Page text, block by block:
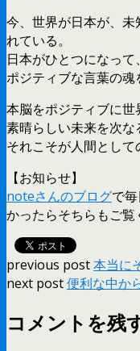
今、世界が日本が、
れている。
日本がひとつになっ
ポジティブな言葉の魂
本脳をポジティブに世
素晴らしい未来を次な
それこそが人間として
【お知らせ】
noteさんのブログで
かったらそちらもご覧
previous post本当に
next post便利な中か
コメントを残